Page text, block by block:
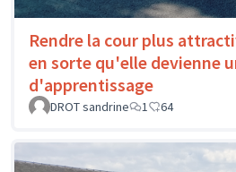
Rendre la cour plus
en sorte qu'elle devienne
d'apprentissage
DROT sandrine 1 64